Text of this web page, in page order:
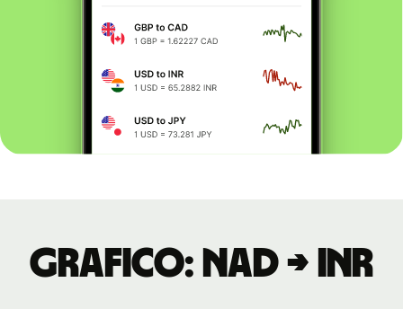
Grafico: NAD → INR